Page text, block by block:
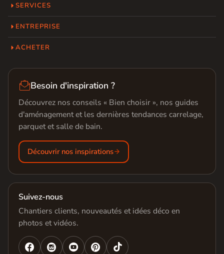
SERVICES
ENTREPRISE
ACHETER
Besoin d'inspiration ?
Découvrez nos conseils « Bien choisir », nos guides
d'aménagement et les dernières tendances carrelage,
parquet et salle de bain.
Découvrir nos inspirations
Suivez-nous
Chantiers clients, nouveautés et idées déco en
photos et vidéos.
   